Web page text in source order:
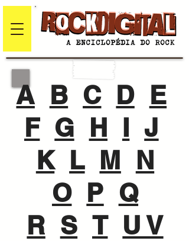
A B C D E
F G H I J
K L M N
O P Q
R S T U V